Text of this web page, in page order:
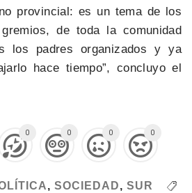
provincial: es un tema de los
de toda la comunidad
los padres organizados y ya
hace tiempo”, concluyo el
0 0 0 0
, SOCIEDAD, SUR